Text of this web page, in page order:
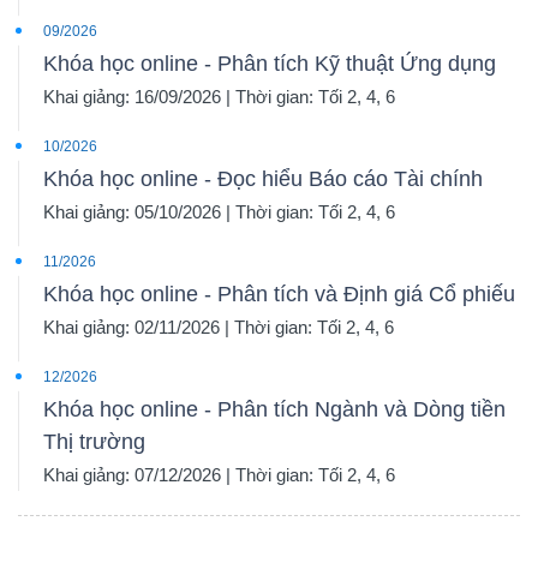
09/2026
Khóa học online - Phân tích Kỹ thuật Ứng dụng
Khai giảng: 16/09/2026 | Thời gian: Tối 2, 4, 6
10/2026
Khóa học online - Đọc hiểu Báo cáo Tài chính
Khai giảng: 05/10/2026 | Thời gian: Tối 2, 4, 6
11/2026
Khóa học online - Phân tích và Định giá Cổ phiếu
Khai giảng: 02/11/2026 | Thời gian: Tối 2, 4, 6
12/2026
Khóa học online - Phân tích Ngành và Dòng tiền
Thị trường
Khai giảng: 07/12/2026 | Thời gian: Tối 2, 4, 6